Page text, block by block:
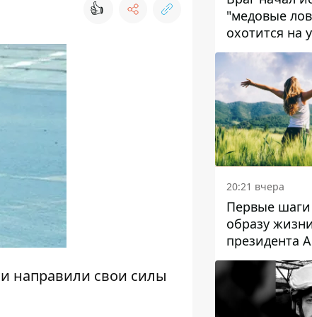
👍
направили свои силы
"медовые
охотится на
20:21 вчера
Первые
образу
президента
диетологов